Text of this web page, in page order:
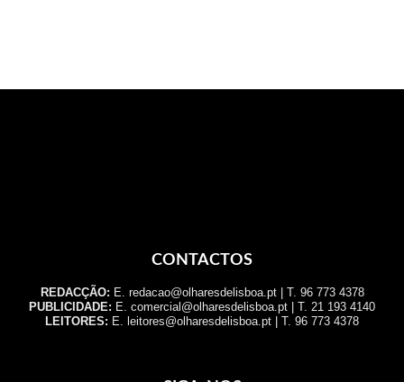
CONTACTOS
REDACÇÃO: E. redacao@olharesdelisboa.pt | T. 96 773 4378
PUBLICIDADE: E. comercial@olharesdelisboa.pt | T. 21 193 4140
LEITORES: E. leitores@olharesdelisboa.pt | T. 96 773 4378